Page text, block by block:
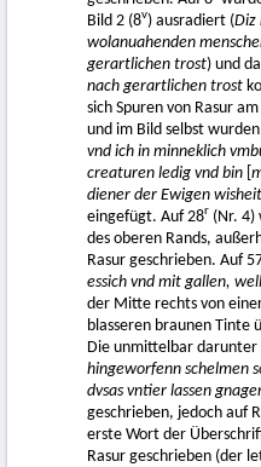
Bild 2 (8v) ausradiert (Diz
wolanuahenden
gerartlichen trost) und
nach gerartlichen trost
sich Spuren von Rasur
und im Bild selbst
vnd ich in minneklich
creaturen ledig vnd bin
diener der Ewigen wisheit
eingefügt. Auf 28r (Nr. 4)
des oberen Rands,
Rasur geschrieben. Auf
essich vnd mit gallen,
der Mitte rechts von
blasseren braunen Tinte
Die unmittelbar darunter
hingeworfenn schelmen
dvsas vntier lassen
geschrieben, jedoch auf
erste Wort der
Rasur geschrieben (der